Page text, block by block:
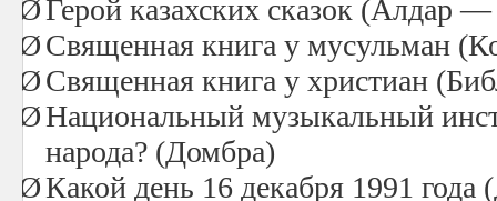
ØГерой казахских сказок (Алдар
ØСвященная книга у мусульман
ØСвященная книга у христиан
ØНациональный музыкальный
народа? (Домбра)
ØКакой день 16 декабря 1991 года